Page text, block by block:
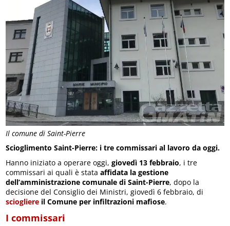
Il comune di Saint-Pierre
Scioglimento Saint-Pierre: i tre commissari al lavoro da oggi.
Hanno iniziato a operare oggi,giovedì 13 febbraio, i tre
commissari ai quali è stataaffidata la gestione
dell’amministrazione comunale di Saint-Pierre, dopo la
decisione del Consiglio dei Ministri, giovedì 6 febbraio, di
sciogliere il Comune per infiltrazioni mafiose.
I commissari